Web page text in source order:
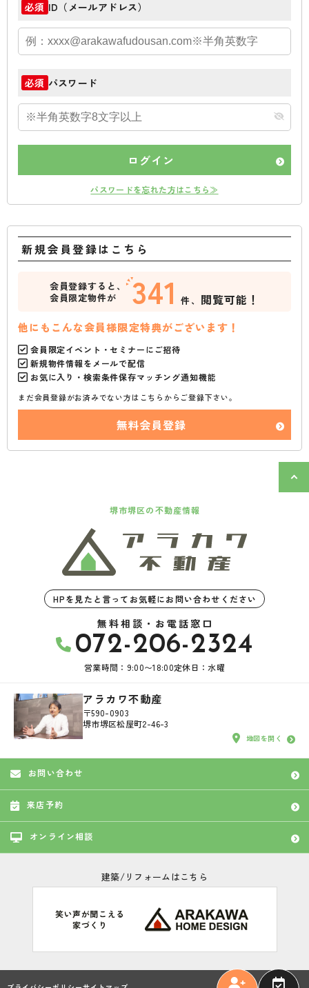
必須 ID（メールアドレス）
必須 パスワード
ログイン
パスワードを忘れた方はこちら≫
新規会員登録はこちら
会員登録すると、
会員限定物件が
341 件、 閲覧可能！
他にもこんな会員様限定特典がございます！
会員限定イベント・セミナーにご招待
新規物件情報をメールで配信
お気に入り・検索条件保存マッチング通知機能
まだ会員登録がお済みでない方はこちらからご登録下さい。
無料会員登録
堺市堺区の不動産情報
HPを見たと言ってお気軽にお問い合わせください
無料相談・お電話窓口
072-206-2324
営業時間：9:00〜18:00定休日：水曜
アラカワ不動産
〒590-0903
堺市堺区松屋町2-46-3
地図を開く
お問い合わせ
来店予約
オンライン相談
建築/リフォームはこちら